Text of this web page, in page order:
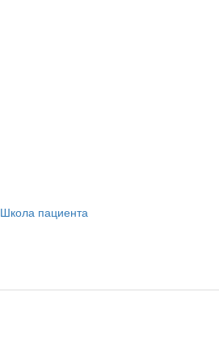
Школа пациента